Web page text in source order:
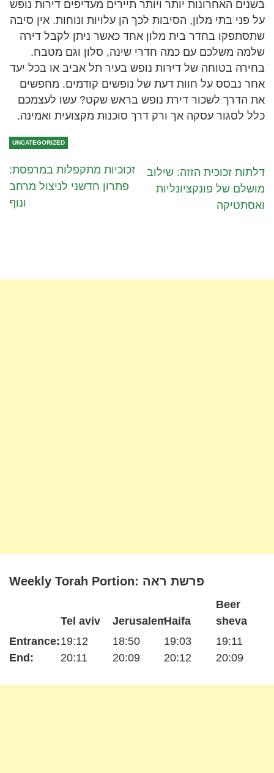
בשנים האחרונות יותר ויותר תיירים מעדיפים דירות נופש
על פני בתי מלון, הסיבות לכך הן עלויות ונוחות. אין סיבה
שתסתפקו בחדר בית מלון אחד כאשר ניתן לקבל דירה
שלמה משלכם עם כמה חדרי שינה, סלון וגם מטבח.
בחירה בטוחה של דירות נופש בעיר תל אביב או בכל יעד
אחר נבסס על חוות דעת של נופשים קודמים. מחפשים
את הדרך לשכור דירת נופש בראש שקט? עשו לעצמכם
כלל לסגור עסקה אך ורק דרך סוכנות מקצועית ואמינה.
UNCATEGORIZED
זכוכיות מתקפלות במרפסת:
פתרון חדשני לניצול מרחב
ונוף
דלתות זכוכית הזזה: שילוב
מושלם של פונקציונליות
ואסתטיקה
Weekly Torah Portion: פרשת ראה
Entrance:
End:
Tel aviv
19:12
20:11
Jerusalem
18:50
20:09
Haifa
19:03
20:12
Beer
sheva
19:11
20:09